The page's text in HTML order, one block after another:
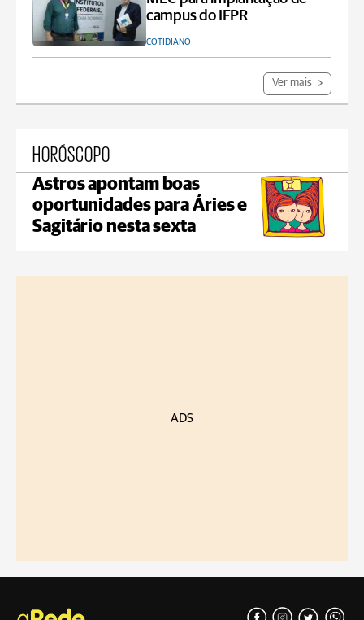
campus do IFPR
COTIDIANO
Ver mais
HORÓSCOPO
Astros apontam boas
oportunidades para Áries e
Sagitário nesta sexta
ADS